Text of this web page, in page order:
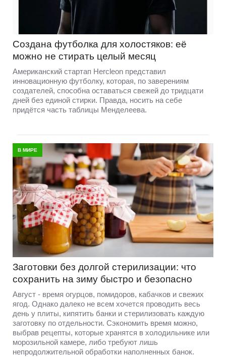
Создана футболка для холостяков: её
можно не стирать целый месяц
Американский стартап Hercleon представил
инновационную футболку, которая, по заверениям
создателей, способна оставаться свежей до тридцати
дней без единой стирки. Правда, носить на себе
придётся часть таблицы Менделеева.
В МИРЕ
Заготовки без долгой стерилизации: что
сохранить на зиму быстро и безопасно
Август - время огурцов, помидоров, кабачков и свежих
ягод. Однако далеко не всем хочется проводить весь
день у плиты, кипятить банки и стерилизовать каждую
заготовку по отдельности. Сэкономить время можно,
выбрав рецепты, которые хранятся в холодильнике или
морозильной камере, либо требуют лишь
непродолжительной обработки наполненных банок.